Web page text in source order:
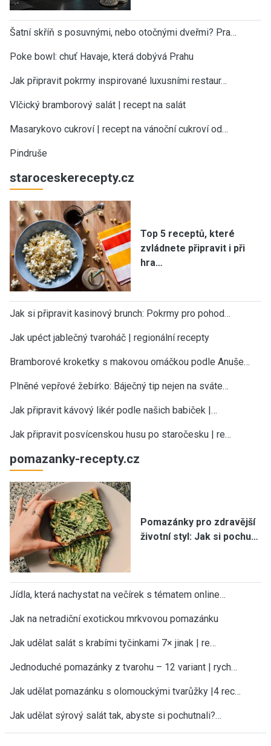
Šatní skříň s posuvnými, nebo otočnými dveřmi? Pra…
Poke bowl: chuť Havaje, která dobývá Prahu
Jak připravit pokrmy inspirované luxusními restaur…
Vlčický bramborový salát | recept na salát
Masarykovo cukroví | recept na vánoční cukroví od…
Pindruše
staroceskerecepty.cz
Top 5 receptů, které
zvládnete připravit i při
hra…
Jak si připravit kasinový brunch: Pokrmy pro pohod…
Jak upéct jablečný tvaroháč | regionální recepty
Bramborové kroketky s makovou omáčkou podle Anuše…
Plněné vepřové žebírko: Báječný tip nejen na sváte…
Jak připravit kávový likér podle našich babiček |…
Jak připravit posvícenskou husu po staročesku | re…
pomazanky-recepty.cz
Pomazánky pro zdravější
životní styl: Jak si pochu…
Jídla, která nachystat na večírek s tématem online…
Jak na netradiční exotickou mrkvovou pomazánku
Jak udělat salát s krabími tyčinkami 7× jinak | re…
Jednoduché pomazánky z tvarohu – 12 variant | rych…
Jak udělat pomazánku s olomouckými tvarůžky |4 rec…
Jak udělat sýrový salát tak, abyste si pochutnali?…